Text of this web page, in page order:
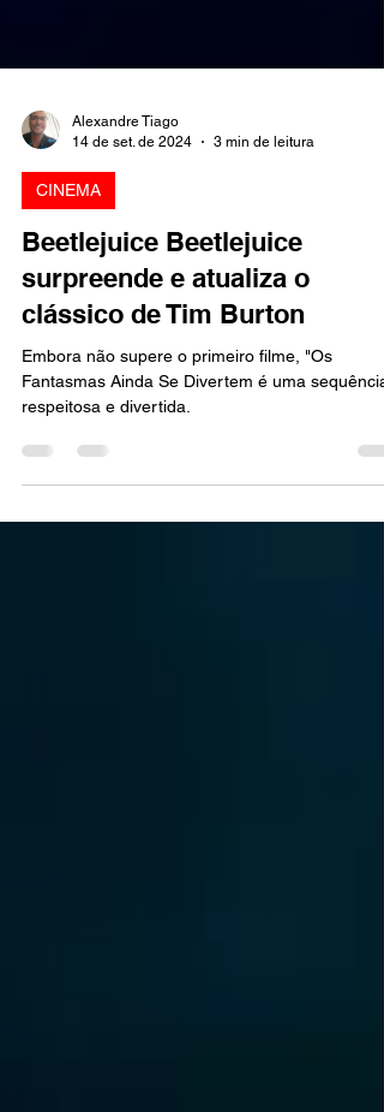
14 de set. de 2024
CINEMA
Beetlejuice Beetlejuice
surpreende e atualiza o
clássico de Tim Burton
Embora não supere o primeiro filme, "Os
respeitosa e divertida.